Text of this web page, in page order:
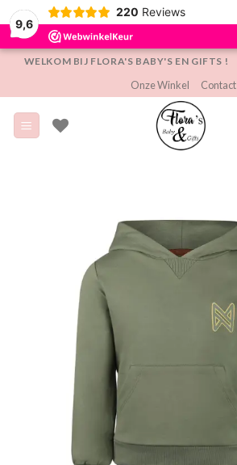
9,6
220 Reviews
inhoud
WELKOM BIJ FLORA'S BABY'S EN GIFTS !
Onze Winkel
Contact